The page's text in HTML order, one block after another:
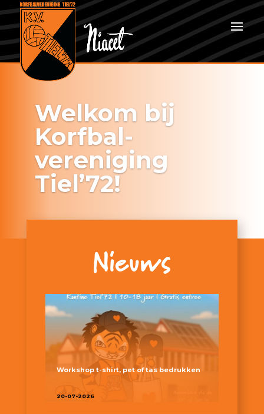
Welkom bij
Korfbal­
vereniging
Tiel’72!
Nieuws
Workshop t-shirt, pet of tas bedrukken
20-07-2026